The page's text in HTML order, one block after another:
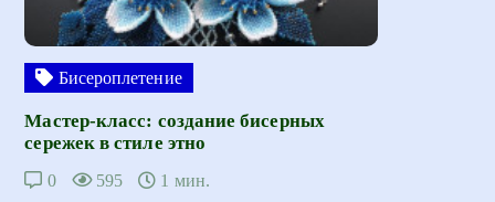
Бисероплетение
Мастер-класс: создание бисерных
сережек в стиле этно
0 595 1 мин.